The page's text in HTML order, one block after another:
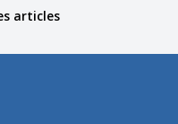
articles